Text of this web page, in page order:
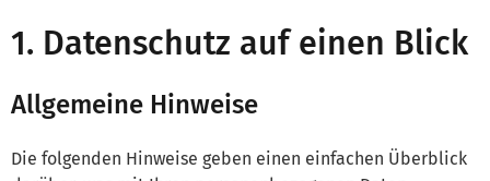
1. Datenschutz auf einen Blick
Allgemeine Hinweise
Die folgenden Hinweise geben einen einfachen Überblick